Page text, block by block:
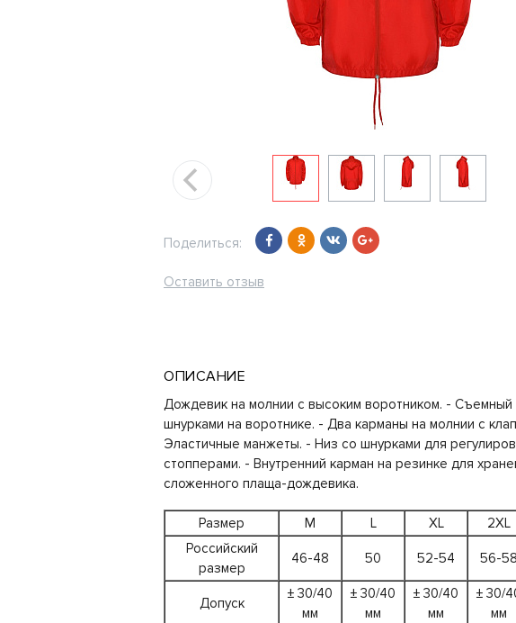
Поделиться:
Оставить отзыв
ОПИСАНИЕ
Дождевик на молнии с высоким воротником. -
шнурками на воротнике. - Два карманы на молнии с
Эластичные манжеты. - Низ со шнурками для
стопперами. - Внутренний карман на резинке для
сложенного плаща-дождевика.
Размер M L XL 2XL
Российский
размер
46-48 50 52-54 56-58
Допуск
± 30/40
мм
± 30/40
мм
± 30/40
мм
± 30/
мм